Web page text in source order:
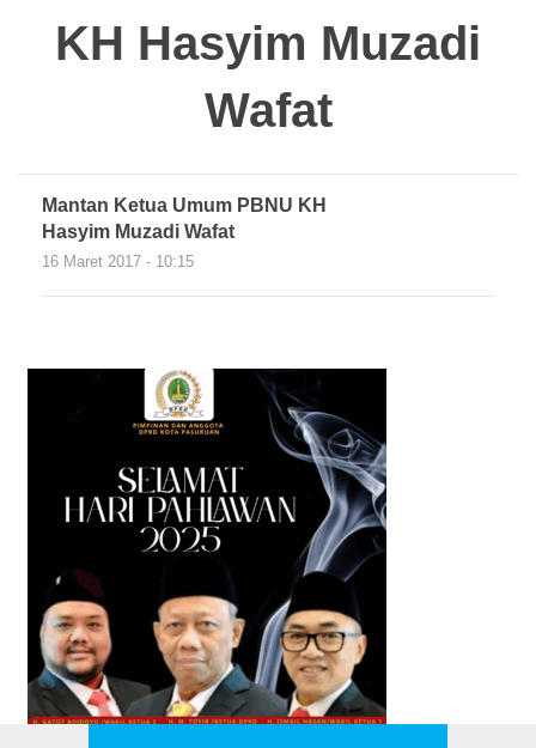
KH Hasyim Muzadi
Wafat
Mantan Ketua Umum PBNU KH
Hasyim Muzadi Wafat
16 Maret 2017 - 10:15